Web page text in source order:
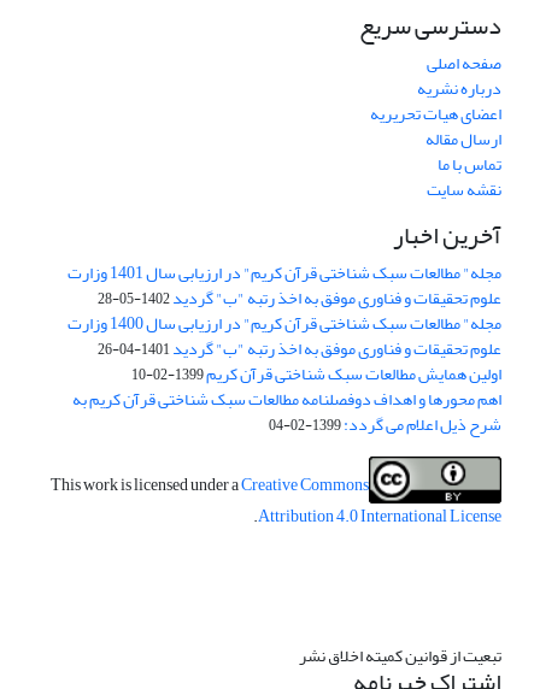
دسترسی سریع
صفحه اصلی
درباره نشریه
اعضای هیات تحریریه
ارسال مقاله
تماس با ما
نقشه سایت
آخرین اخبار
مجله" مطالعات سبک شناختی قرآن کریم" در ارزیابی سال 1401 وزارت
علوم تحقیقات و فناوری موفق به اخذ رتبه "ب" گردید1402-05-28
مجله" مطالعات سبک شناختی قرآن کریم" در ارزیابی سال 1400 وزارت
علوم تحقیقات و فناوری موفق به اخذ رتبه "ب" گردید1401-04-26
اولین همایش مطالعات سبک شناختی قرآن کریم1399-02-10
اهم محورها و اهداف دوفصلنامه مطالعات سبک شناختی قرآن کریم به
شرح ذیل اعلام می گردد:1399-02-04
This work is licensed under aCreative Commons
Attribution 4.0 International License
.
تبعیت از قوانین کمیته اخلاق نشر